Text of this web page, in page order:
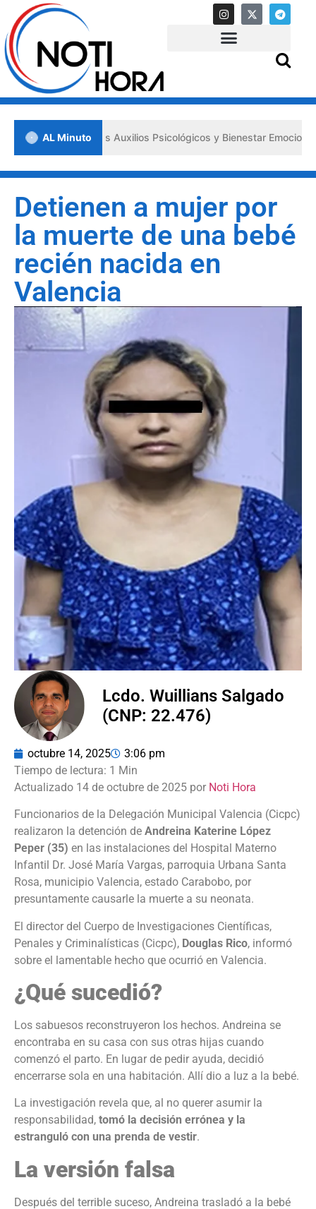
AL Minuto
«Primeros Auxilios Psicológicos y Bienestar Emocional» ante
Detienen a mujer por
la muerte de una bebé
recién nacida en
Valencia
Lcdo. Wuillians Salgado
(CNP: 22.476)
octubre 14, 2025 3:06 pm
Actualizado 14 de octubre de 2025 por Noti Hora
Funcionarios de la Delegación Municipal Valencia (Cicpc)
realizaron la detención de Andreina Katerine López
Peper (35) en las instalaciones del Hospital Materno
Infantil Dr. José María Vargas, parroquia Urbana Santa
Rosa, municipio Valencia, estado Carabobo, por
presuntamente causarle la muerte a su neonata.
El director del Cuerpo de Investigaciones Científicas,
Penales y Criminalísticas (Cicpc), Douglas Rico, informó
sobre el lamentable hecho que ocurrió en Valencia.
¿Qué sucedió?
Los sabuesos reconstruyeron los hechos. Andreina se
encontraba en su casa con sus otras hijas cuando
comenzó el parto. En lugar de pedir ayuda, decidió
encerrarse sola en una habitación. Allí dio a luz a la bebé.
La investigación revela que, al no querer asumir la
responsabilidad, tomó la decisión errónea y la
estranguló con una prenda de vestir.
La versión falsa
Después del terrible suceso, Andreina trasladó a la bebé